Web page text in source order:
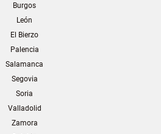
Burgos
León
El Bierzo
Palencia
Salamanca
Segovia
Soria
Valladolid
Zamora